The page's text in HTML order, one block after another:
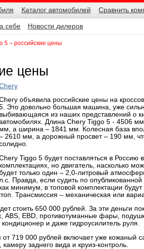
Каталог автомобилей Сравнить
себе Новости дилеров
5 – российские цены
цены
объявила российские цены на
Это довольно большая машина, уже
выбивающаяся из наших представлений о
Длина Chery Tiggo 5 - 4506
мм, а ширина – 1841 мм. Колесная база
2610 мм, а дорожный просвет – 190 мм,
Tiggo 5 будет поставляться в Россию
комплектациях, но двигатель, насколько
только один – 2,0-литровый
л.с. Правда, если судить по
как минимум, в топовой комплектации будут
Трансмиссия – механическая или
стоить 650 000 рублей. За эти деньги
ABS, EBD, противотуманные фары,
и даже гидроусилитель руля.
719 000 рублей включает уже кожаный
заднего вида и круиз-контроль.